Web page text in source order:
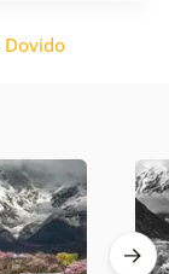
Dovido